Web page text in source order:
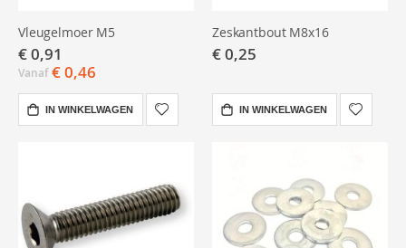
Vleugelmoer M5
€ 0,91
Vanaf € 0,46
IN WINKELWAGEN
Zeskantbout M8x16
€ 0,25
IN WINKELWAGEN